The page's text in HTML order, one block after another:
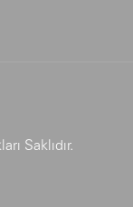
Saklıdır.